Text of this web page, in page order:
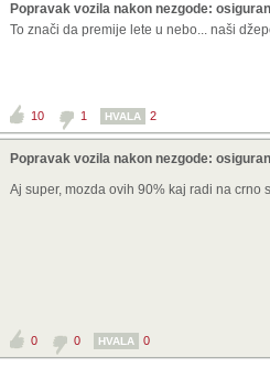
Popravak vozila nakon nezgode:
To znači da premije lete u nebo... naši
10 1 HVALA 2
Popravak vozila nakon nezgode:
Aj super, mozda ovih 90% kaj radi na
0 0 HVALA 0